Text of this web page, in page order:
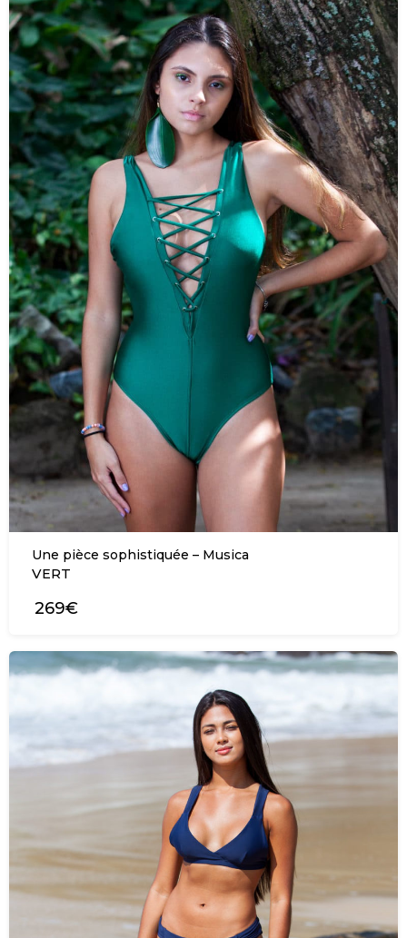
Une pièce sophistiquée – Musica
VERT
269€